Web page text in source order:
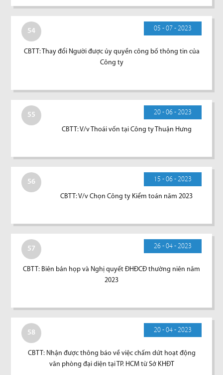
54 05 - 07 - 2023
CBTT: Thay đổi Người được ủy quyền công bố thông tin của
Công ty
55 20 - 06 - 2023
CBTT: V/v Thoái vốn tại Công ty Thuận Hưng
56 15 - 06 - 2023
CBTT: V/v Chọn Công ty Kiểm toán năm 2023
57 26 - 04 - 2023
CBTT: Biên bản họp và Nghị quyết ĐHĐCĐ thường niên năm
2023
58 20 - 04 - 2023
CBTT: Nhận được thông báo về việc chấm dứt hoạt động
văn phòng đại diện tại TP. HCM từ Sở KHĐT